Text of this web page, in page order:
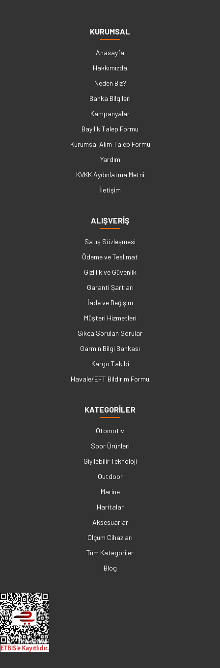
KURUMSAL
Anasayfa
Hakkımızda
Neden Biz?
Banka Bilgileri
Kampanyalar
Bayilik Talep Formu
Kurumsal Alım Talep Formu
Yardım
KVKK Aydınlatma Metni
İletişim
ALIŞVERİŞ
Satış Sözleşmesi
Ödeme ve Teslimat
Gizlilik ve Güvenlik
Garanti Şartları
İade ve Değişim
Müşteri Hizmetleri
Sıkça Sorulan Sorular
Garmin Bilgi Bankası
Kargo Takibi
Havale/EFT Bildirim Formu
KATEGORİLER
Otomotiv
Spor Ürünleri
Giyilebilir Teknoloji
Outdoor
Marine
Haritalar
Aksesuarlar
Ölçüm Cihazları
Tüm Kategoriler
Blog